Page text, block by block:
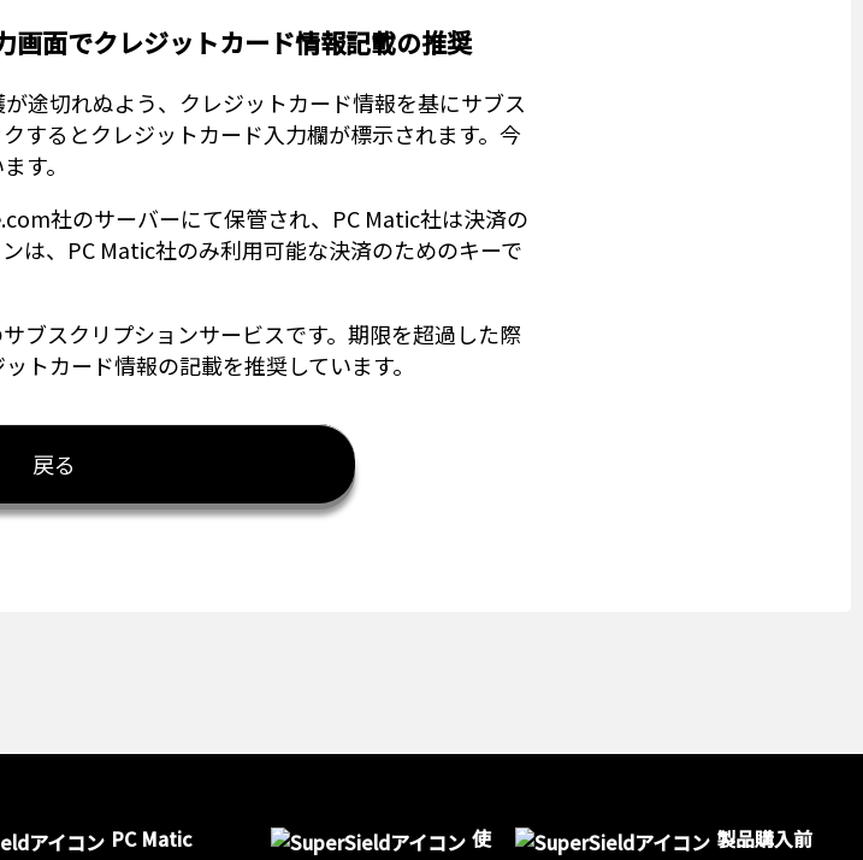
画面でクレジットカード情報記載の推奨
途切れぬよう、クレジットカード情報を基にサブス
するとクレジットカード入力欄が標示されます。今
す。
社のサーバーにて保管され、PC Matic社は決済の
は、PC Matic社のみ利用可能な決済のためのキーで
ブスクリプションサービスです。期限を超過した際
トカード情報の記載を推奨しています。
戻る
PC Matic
使
製品購入前